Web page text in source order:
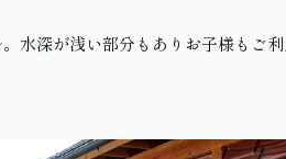
水深が浅い部分もありお子様もご利